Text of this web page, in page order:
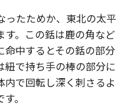
ったためか、東北の太平
す。この銛は鹿の角など
命中するとその銛の部分
紐で持ち手の棒の部分に
で回転し深く刺さるよ
。